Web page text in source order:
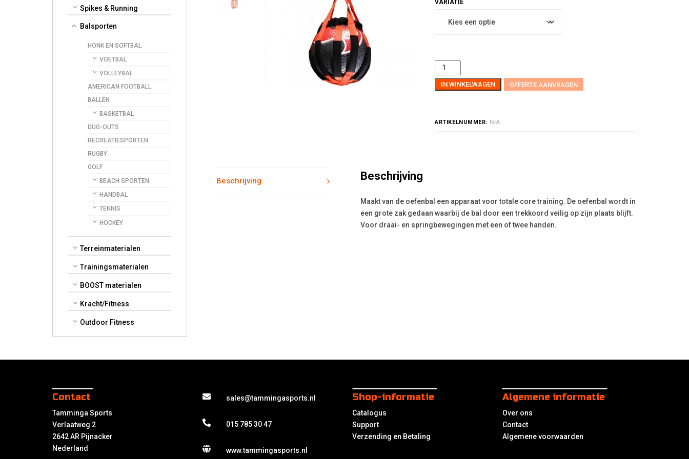
Spikes & Running
Balsporten
HONK EN SOFTBAL
VOETBAL
VOLLEYBAL
AMERICAN FOOTBALL
BALLEN
BASKETBAL
DUG-OUTS
RECREATIESPORTEN
RUGBY
GOLF
BEACH SPORTEN
HANDBAL
TENNIS
HOCKEY
Terreinmaterialen
Trainingsmaterialen
BOOST materialen
Kracht/Fitness
Outdoor Fitness
IN WINKELWAGEN OFFERTE AANVRAGEN
ARTIKELNUMMER: N/A
Beschrijving Beschrijving
Maakt van de oefenbal een apparaat voor totale core training. De oefenbal wordt in
een grote zak gedaan waarbij de bal door een trekkoord veilig op zijn plaats blijft.
Voor draai- en springbewegingen met een of twee handen.
Contact
Tamminga Sports
Verlaatweg 2
2642 AR Pijnacker
Nederland
sales@tammingasports.nl
015 785 30 47
www.tammingasports.nl
Shop-informatie
Catalogus
Support
Verzending en Betaling
Algemene informatie
Over ons
Contact
Algemene voorwaarden